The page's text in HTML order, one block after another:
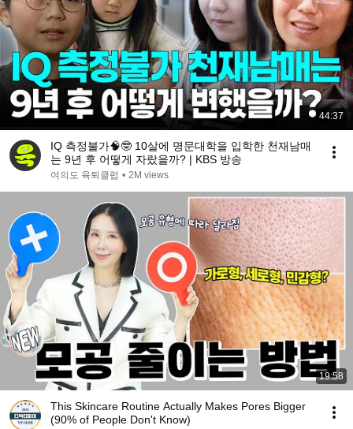
44:37
IQ 측정불가🧠🤓 10살에 명문대학을 입학한 천재남매
는 9년 후 어떻게 자랐을까? | KBS 방송
여의도 육퇴클럽 • 2M views
19:58
This Skincare Routine Actually Makes Pores Bigger
(90% of People Don't Know)